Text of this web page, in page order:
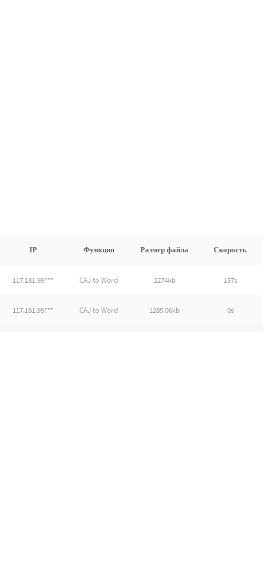
IP Функция Размер файла Скорость
117.181.99.*** CAJ to Word 2274kb 157s
117.181.99.*** CAJ to Word 1285.06kb 0s